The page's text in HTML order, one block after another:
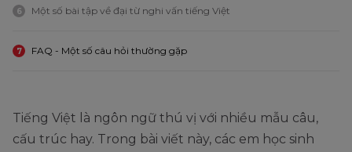
6 Một số bài tập về đại từ nghi vấn tiếng Việt
7 FAQ - Một số câu hỏi thường gặp
Tiếng Việt là ngôn ngữ thú vị với nhiều mẫu câu,
cấu trúc hay. Trong bài viết này, các em học sinh